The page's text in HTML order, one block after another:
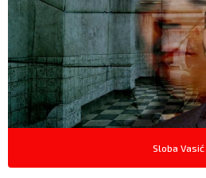
Sloba Vasić